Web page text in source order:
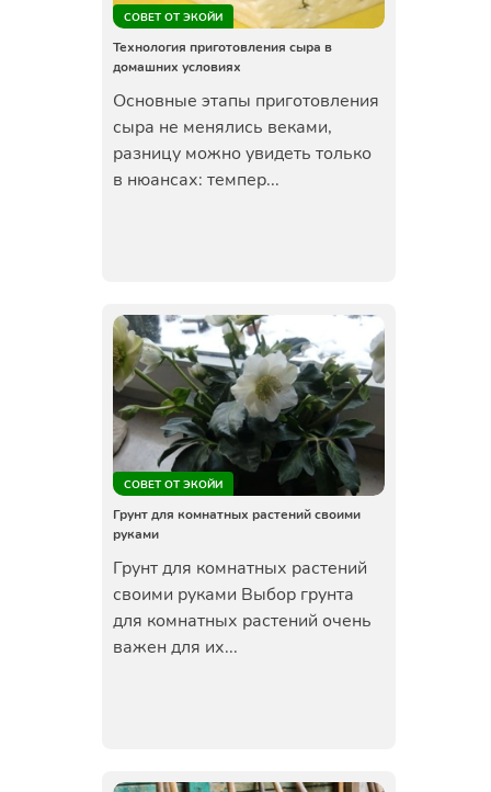
СОВЕТ ОТ ЭКОЙИ
Технология приготовления сыра в
домашних условиях
Основные этапы приготовления
сыра не менялись веками,
разницу можно увидеть только
в нюансах: темпер...
СОВЕТ ОТ ЭКОЙИ
Грунт для комнатных растений своими
руками
Грунт для комнатных растений
своими руками Выбор грунта
для комнатных растений очень
важен для их...